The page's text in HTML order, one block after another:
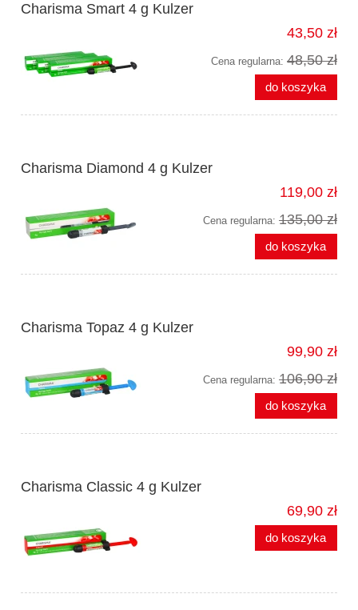
Charisma Smart 4 g Kulzer
43,50 zł
Cena regularna: 48,50 zł
do koszyka
Charisma Diamond 4 g Kulzer
119,00 zł
Cena regularna: 135,00 zł
do koszyka
Charisma Topaz 4 g Kulzer
99,90 zł
Cena regularna: 106,90 zł
do koszyka
Charisma Classic 4 g Kulzer
69,90 zł
do koszyka